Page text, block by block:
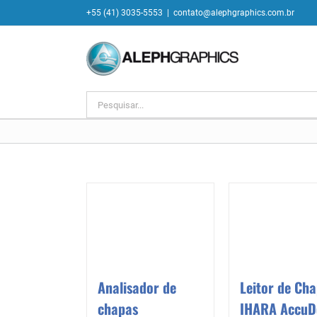
para
+55 (41) 3035-5553 contato@alephgraphics.com.br
Buscar
resultados
Analisador de
chapas
Leitor de
IHARA